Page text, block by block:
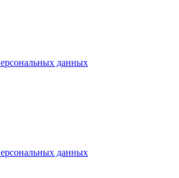
данных
данных